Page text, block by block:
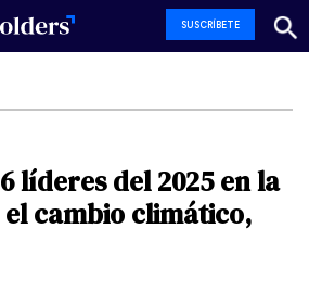
SUSCRÍBETE
6líderes del 2025 enla
el cambio climático,